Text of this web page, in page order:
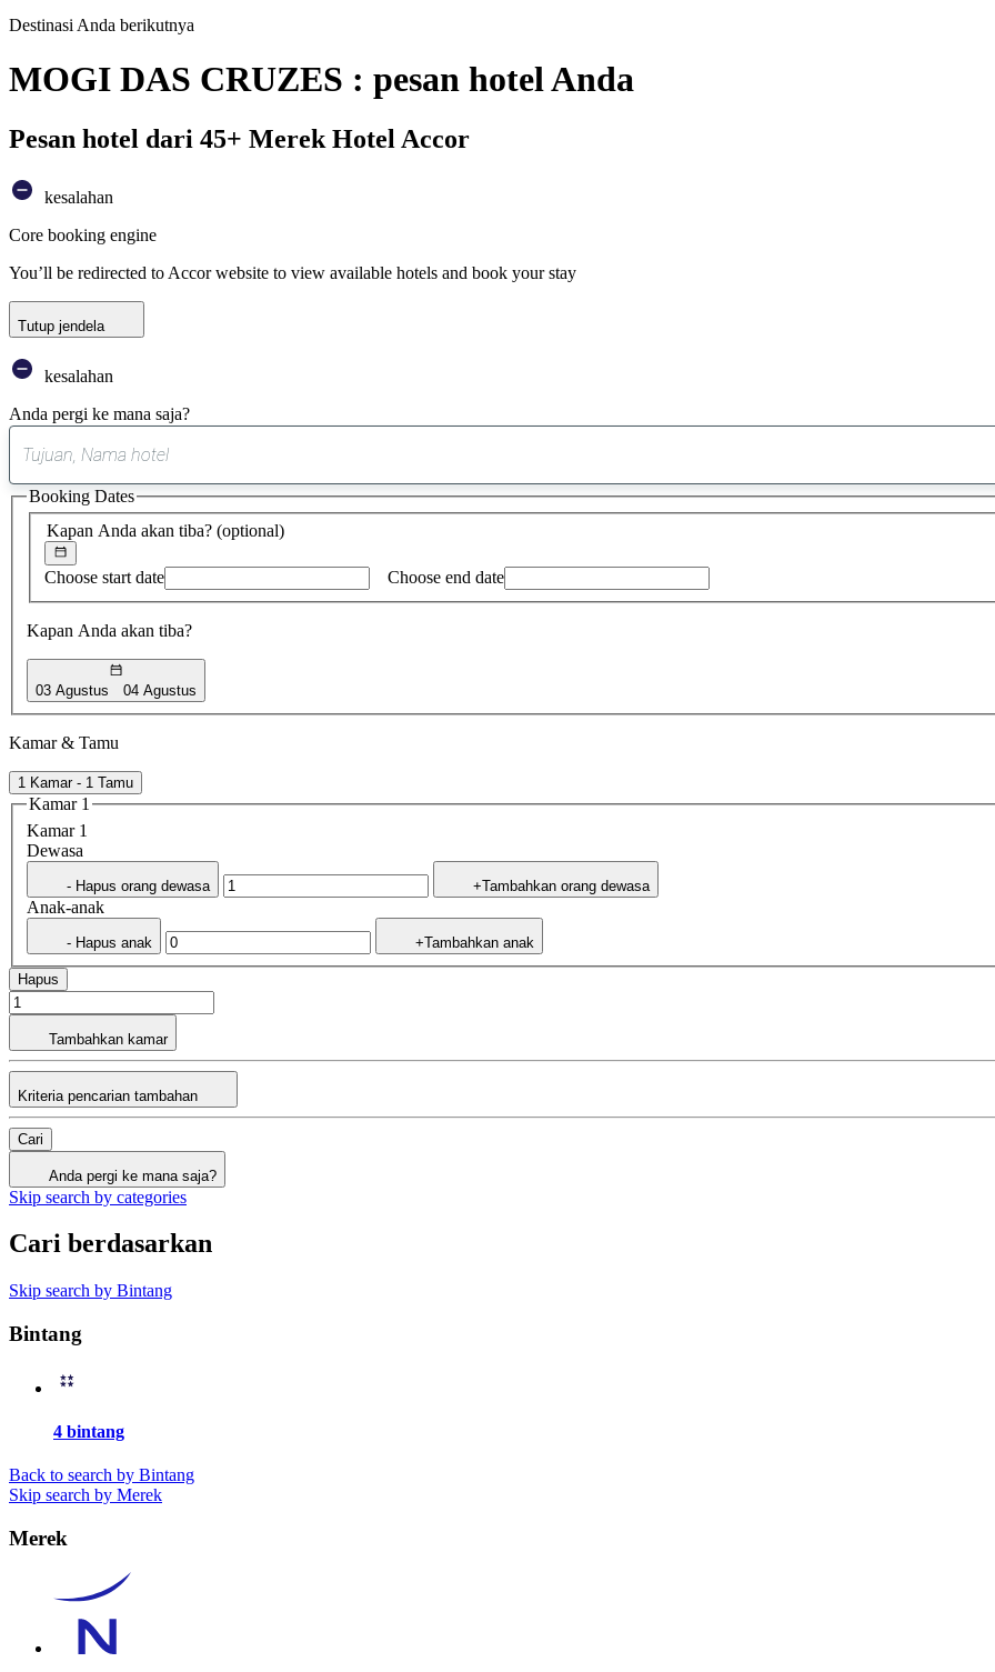
Destinasi Anda berikutnya
MOGI DAS CRUZES : pesan hotel Anda
Pesan hotel dari 45+ Merek Hotel Accor
kesalahan
Core booking engine
You’ll be redirected to Accor website to view available hotels and book your stay
Tutup jendela
kesalahan
Anda pergi ke mana saja?
saran
ditemukan
Kapan Anda akan tiba? (optional)
Choose start date Choose end date
Kapan Anda akan tiba?
03 Agustus 04 Agustus
Booking Dates
Kamar & Tamu
1 Kamar - 1 Tamu
Kamar 1
Kamar 1
Dewasa
- Hapus orang dewasa +Tambahkan orang dewasa
Anak-anak
- Hapus anak +Tambahkan anak
Hapus
Tambahkan kamar
Kriteria pencarian tambahan
Cari
Anda pergi ke mana saja?
Skip search by categories
Cari berdasarkan
Skip search by Bintang
Bintang
4 bintang
Back to search by Bintang
Skip search by Merek
Merek